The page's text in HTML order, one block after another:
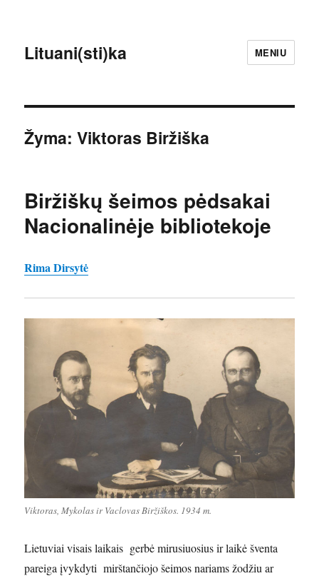
Lituani(sti)ka MENIU
Žyma:Viktoras Biržiška
Biržiškų šeimos pėdsakai
Nacionalinėje bibliotekoje
Rima Dirsytė
Viktoras, Mykolas ir Vaclovas Biržiškos. 1934 m.
Lietuviai visais laikais gerbė mirusiuosius ir laikė šventa
pareiga įvykdyti mirštančiojo šeimos nariams žodžiu ar